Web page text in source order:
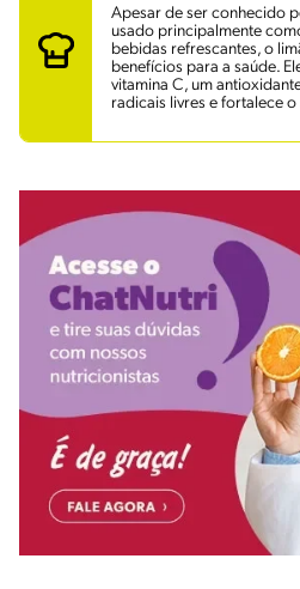
Apesar de ser conhecido
usado principalmente
bebidas refrescantes, o
benefícios para a saúde.
vitamina C, um
radicais livres e fortalece